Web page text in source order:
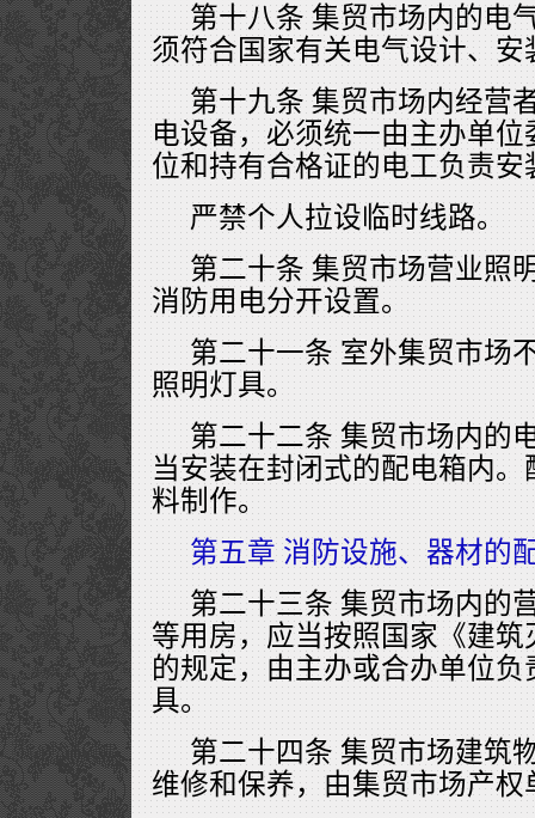
第十八条 集贸市场内的电
须符合国家有关电气设计、安
第十九条 集贸市场内经营
电设备，必须统一由主办单
位和持有合格证的电工负责
严禁个人拉设临时线路。
第二十条 集贸市场营业照
消防用电分开设置。
第二十一条 室外集贸市场
照明灯具。
第二十二条 集贸市场内的
当安装在封闭式的配电箱内
料制作。
第五章 消防设施、器材的
第二十三条 集贸市场内的
等用房，应当按照国家《建
的规定，由主办或合办单位
具。
第二十四条 集贸市场建筑
维修和保养，由集贸市场产权